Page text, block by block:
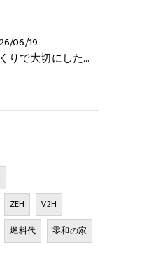
06/19
家づくりで大切にしたいこと
ZEH
V2H
燃料代
零和の家